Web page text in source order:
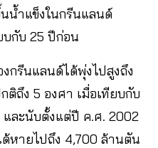
น้ำแข็งในกรีนแลนด์
บกับ 25 ปีก่อน
กรีนแลนด์ได้พุ่งไปสูงถึง
ติถึง 5 องศา เมื่อเทียบกับ
และนับตั้งแต่ปี ค.ศ. 2002
หายไปถึง 4,700 ล้านตัน